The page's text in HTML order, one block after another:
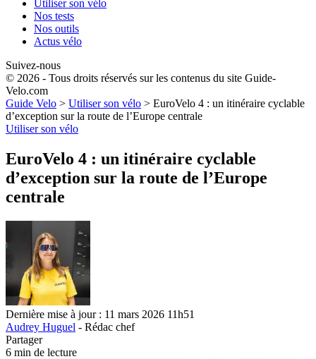
Utiliser son vélo
Nos tests
Nos outils
Actus vélo
Suivez-nous
© 2026 - Tous droits réservés sur les contenus du site Guide-
Velo.com
Guide Velo > Utiliser son vélo > EuroVelo 4 : un itinéraire cyclable
d’exception sur la route de l’Europe centrale
Utiliser son vélo
EuroVelo 4 : un itinéraire cyclable
d’exception sur la route de l’Europe
centrale
Dernière mise à jour : 11 mars 2026 11h51
Audrey Huguel - Rédac chef
Partager
6 min de lecture